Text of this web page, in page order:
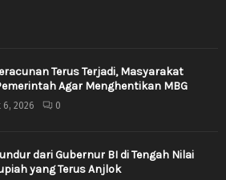
Terus Terjadi, Masyarakat
Agar Menghentikan MBG
6, 2026 0
dari Gubernur BI di Tengah Nilai
yang Terus Anjlok